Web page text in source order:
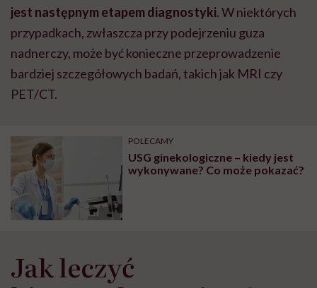
jest następnym etapem diagnostyki. W niektórych
przypadkach, zwłaszcza przy podejrzeniu guza
nadnerczy, może być konieczne przeprowadzenie
bardziej szczegółowych badań, takich jak MRI czy
PET/CT.
POLECAMY
USG ginekologiczne – kiedy jest
wykonywane? Co może pokazać?
Jak leczyć